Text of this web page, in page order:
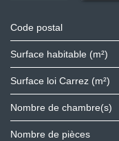
Code postal
Surface habitable (m²)
Surface loi Carrez (m²)
Nombre de chambre(s)
Nombre de pièces